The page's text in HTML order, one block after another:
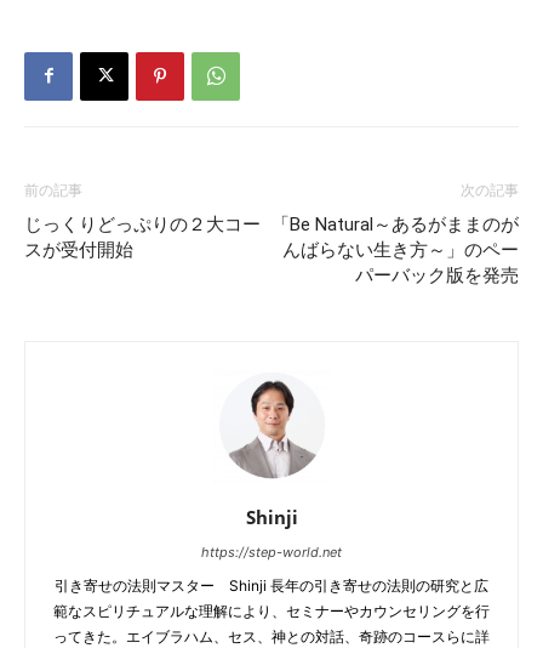
前の記事
じっくりどっぷりの２大コー
スが受付開始
次の記事
「Be Natural～あるがままのが
んばらない生き方～」のペー
パーバック版を発売
Shinji
https://step-world.net
引き寄せの法則マスター Shinji 長年の引き寄せの法則の研究と広
範なスピリチュアルな理解により、セミナーやカウンセリングを行
ってきた。エイブラハム、セス、神との対話、奇跡のコースらに詳